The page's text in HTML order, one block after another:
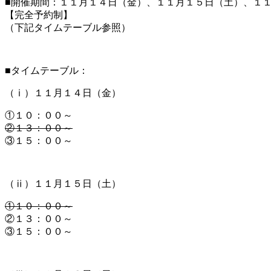
【完全予約制】
（下記タイムテーブル参照）
■タイムテーブル：
（ⅰ）１１月１４日（金）
①１０：００～
②１３：００～
③１５：００～
（ⅱ）１１月１５日（土）
①１０：００～
②１３：００～
③１５：００～